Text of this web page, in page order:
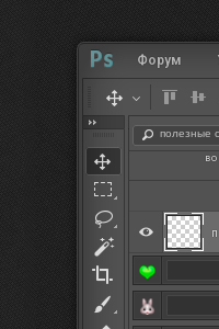
полезные
Форум